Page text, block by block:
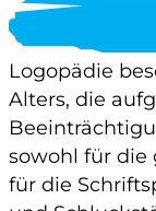
Logopädie
Alters, die
sowohl für die
für die